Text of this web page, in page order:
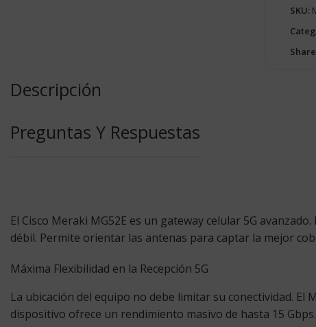
SKU:
Descripción
Preguntas Y Respuestas
El Cisco Meraki MG52E es un gateway celular 5G
débil. Permite orientar las antenas para captar la mejor
Máxima Flexibilidad en la Recepción 5G
La ubicación del equipo no debe limitar su conectividad. El
dispositivo ofrece un rendimiento masivo de hasta 15 Gbps